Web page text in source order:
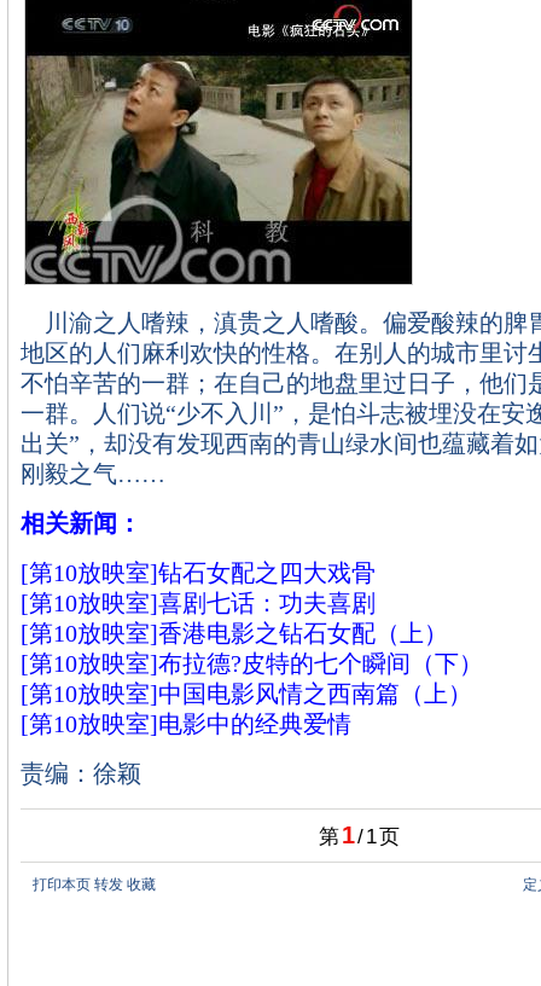
川渝之人嗜辣，滇贵之人嗜酸。偏爱酸辣的脾
地区的人们麻利欢快的性格。在别人的城市里讨
不怕辛苦的一群；在自己的地盘里过日子，他们
一群。人们说“少不入川”，是怕斗志被埋没在安
出关”，却没有发现西南的青山绿水间也蕴藏着
刚毅之气……
相关新闻：
[第10放映室]钻石女配之四大戏骨
[第10放映室]喜剧七话：功夫喜剧
[第10放映室]香港电影之钻石女配（上）
[第10放映室]布拉德?皮特的七个瞬间（下）
[第10放映室]中国电影风情之西南篇（上）
[第10放映室]电影中的经典爱情
责编：徐颖
第1/1 页
打印本页 转发 收藏